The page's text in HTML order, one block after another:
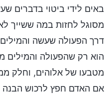
באים לידי ביטוי בדברים
מסוגל לחזות במה ששייך
דרך הפעולה שעשה
הוא רק שהפעולה והמילים
מטבעו של אלוהים, וחלק
אם האדם חפץ לרכוש הבנה